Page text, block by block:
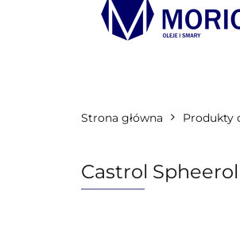
PROMOCJE %
Strona główna Produkty
Castrol Spheerol